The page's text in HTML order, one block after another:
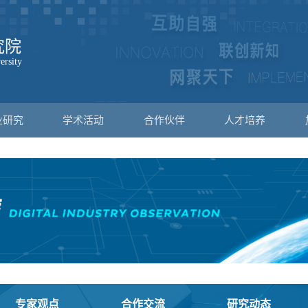
研究 学术活动 合作伙伴 人才培养
专家观点 合作交流 研究动态